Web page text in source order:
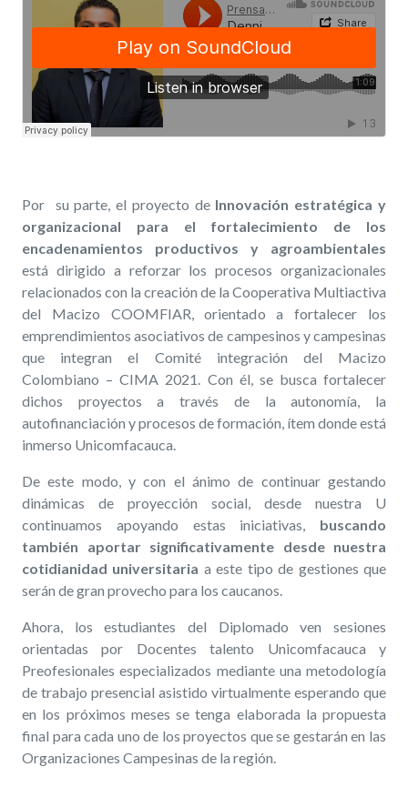
Por su parte, el proyecto de Innovación estratégica y
organizacional para el fortalecimiento de los
encadenamientos productivos y agroambientales
está dirigido a reforzar los procesos organizacionales
relacionados con la creación de la Cooperativa Multiactiva
del Macizo COOMFIAR, orientado a fortalecer los
emprendimientos asociativos de campesinos y campesinas
que integran el Comité integración del Macizo
Colombiano – CIMA 2021. Con él, se busca fortalecer
dichos proyectos a través de la autonomía, la
autofinanciación y procesos de formación, ítem donde está
inmerso Unicomfacauca.
De este modo, y con el ánimo de continuar gestando
dinámicas de proyección social, desde nuestra U
continuamos apoyando estas iniciativas, buscando
también aportar significativamente desde nuestra
cotidianidad universitaria a este tipo de gestiones que
serán de gran provecho para los caucanos.
Ahora, los estudiantes del Diplomado ven sesiones
orientadas por Docentes talento Unicomfacauca y
Preofesionales especializados mediante una metodología
de trabajo presencial asistido virtualmente esperando que
en los próximos meses se tenga elaborada la propuesta
final para cada uno de los proyectos que se gestarán en las
Organizaciones Campesinas de la región.